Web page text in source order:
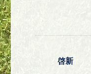
啓新